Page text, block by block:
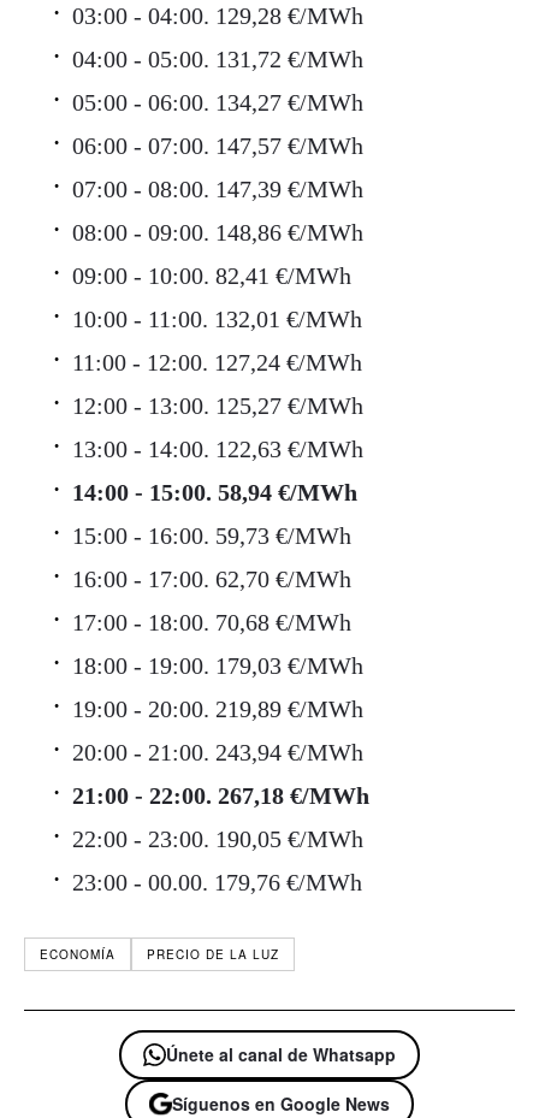
03:00 - 04:00. 129,28 €/MWh
04:00 - 05:00. 131,72 €/MWh
05:00 - 06:00. 134,27 €/MWh
06:00 - 07:00. 147,57 €/MWh
07:00 - 08:00. 147,39 €/MWh
08:00 - 09:00. 148,86 €/MWh
09:00 - 10:00. 82,41 €/MWh
10:00 - 11:00. 132,01 €/MWh
11:00 - 12:00. 127,24 €/MWh
12:00 - 13:00. 125,27 €/MWh
13:00 - 14:00. 122,63 €/MWh
14:00 - 15:00. 58,94 €/MWh
15:00 - 16:00. 59,73 €/MWh
16:00 - 17:00. 62,70 €/MWh
17:00 - 18:00. 70,68 €/MWh
18:00 - 19:00. 179,03 €/MWh
19:00 - 20:00. 219,89 €/MWh
20:00 - 21:00. 243,94 €/MWh
21:00 - 22:00. 267,18 €/MWh
22:00 - 23:00. 190,05 €/MWh
23:00 - 00.00. 179,76 €/MWh
ECONOMÍA PRECIO DE LA LUZ
Únete al canal de Whatsapp
Síguenos en Google News